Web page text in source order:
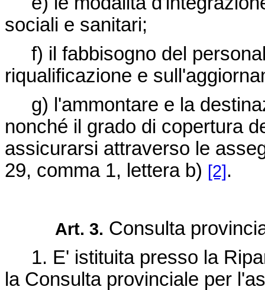
sociali e sanitari;
f) il fabbisogno del
riqualificazione e
g) l'ammontare e la
nonché il grado di copertura
assicurarsi attraverso le
29, comma 1, lettera b) [2].
Art. 3. Consulta
1. E' istituita presso la
la Consulta provinciale per